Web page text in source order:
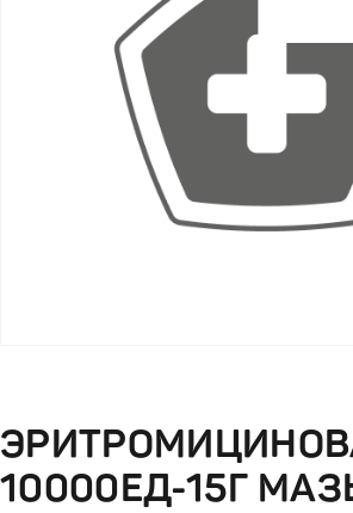
10000ЕД-15Г